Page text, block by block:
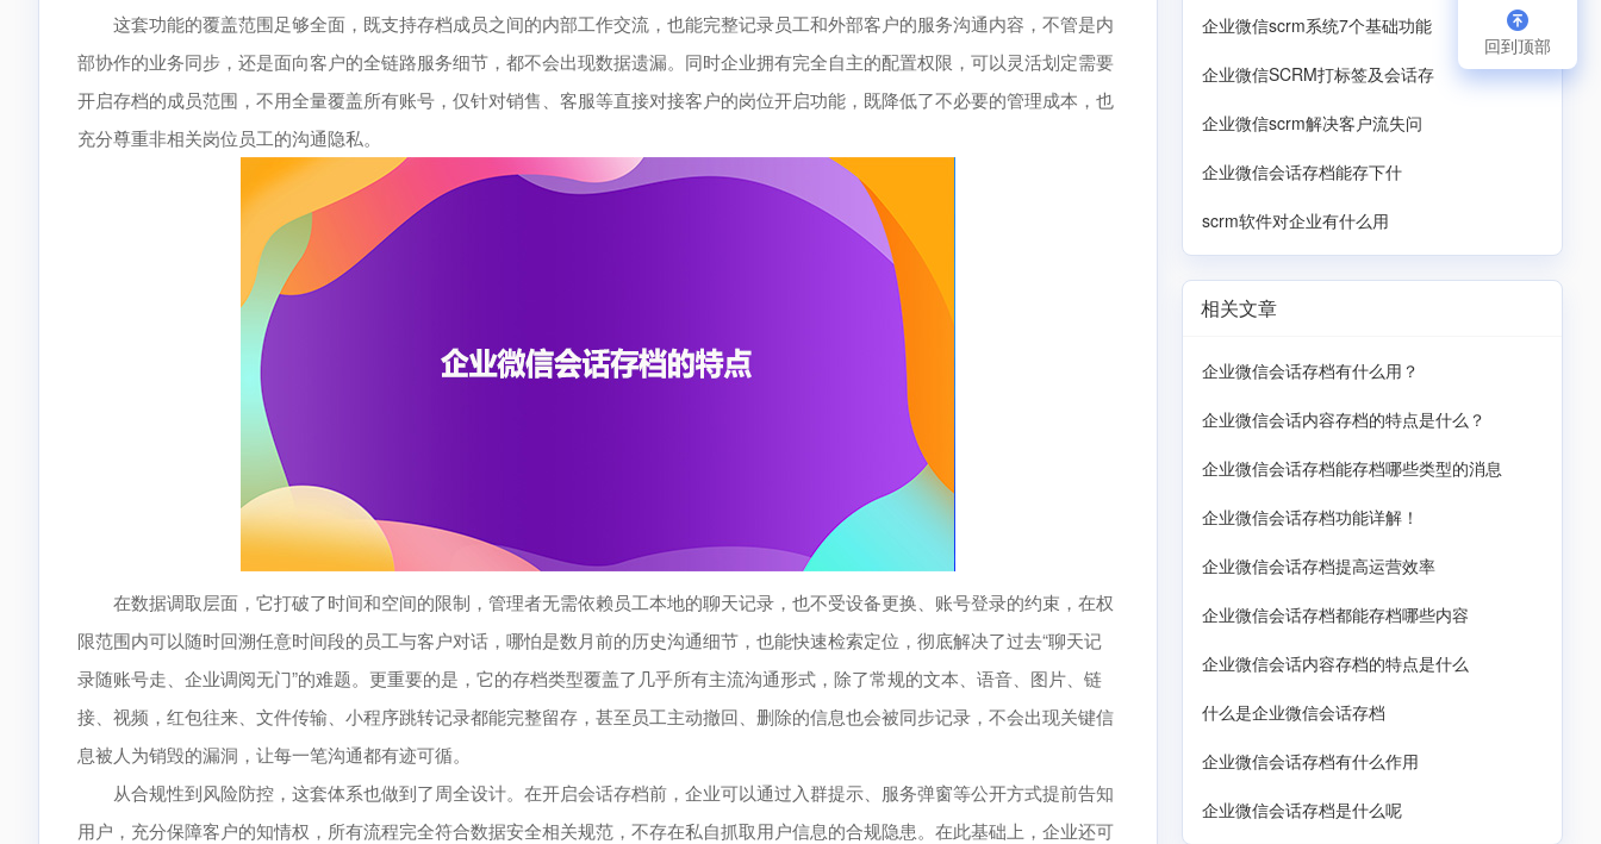
这套功能的覆盖范围足够全面，既支持存档成员之间的内部工作交流，也能完整记录员工和外部客户的服务沟通内容，不管是内
部协作的业务同步，还是面向客户的全链路服务细节，都不会出现数据遗漏。同时企业拥有完全自主的配置权限，可以灵活划定需要
开启存档的成员范围，不用全量覆盖所有账号，仅针对销售、客服等直接对接客户的岗位开启功能，既降低了不必要的管理成本，也
充分尊重非相关岗位员工的沟通隐私。
在数据调取层面，它打破了时间和空间的限制，管理者无需依赖员工本地的聊天记录，也不受设备更换、账号登录的约束，在权
限范围内可以随时回溯任意时间段的员工与客户对话，哪怕是数月前的历史沟通细节，也能快速检索定位，彻底解决了过去“聊天记
录随账号走、企业调阅无门”的难题。更重要的是，它的存档类型覆盖了几乎所有主流沟通形式，除了常规的文本、语音、图片、链
接、视频，红包往来、文件传输、小程序跳转记录都能完整留存，甚至员工主动撤回、删除的信息也会被同步记录，不会出现关键信
息被人为销毁的漏洞，让每一笔沟通都有迹可循。
从合规性到风险防控，这套体系也做到了周全设计。在开启会话存档前，企业可以通过入群提示、服务弹窗等公开方式提前告知
用户，充分保障客户的知情权，所有流程完全符合数据安全相关规范，不存在私自抓取用户信息的合规隐患。在此基础上，企业还可
企业微信scrm系统7个基础功能
企业微信SCRM打标签及会话存
企业微信scrm解决客户流失问
企业微信会话存档‌能存下什
scrm软件对企业有什么用
相关文章
企业微信会话存档有什么用？
企业微信会话内容存档的特点是什么？
企业微信会话存档能存档哪些类型的消息
企业微信会话存档功能详解！
企业微信会话存档提高运营效率
企业微信会话存档都能存档哪些内容
企业微信会话内容存档的特点是什么
什么是企业微信会话存档
企业微信会话存档有什么作用
企业微信会话存档是什么呢
回到顶部